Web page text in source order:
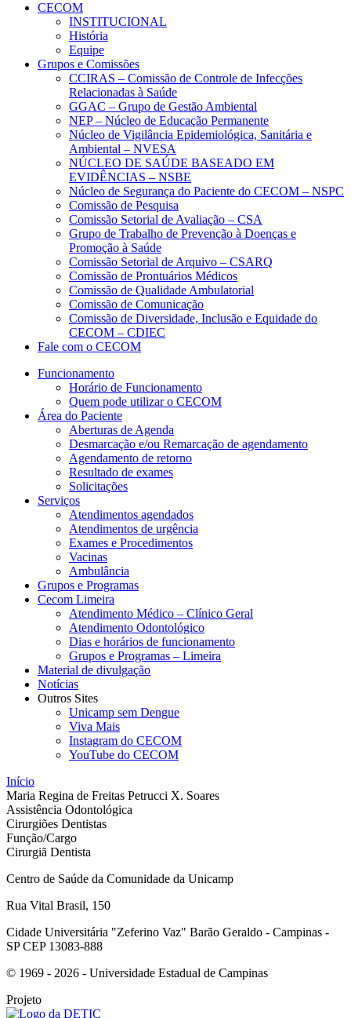
CECOM
INSTITUCIONAL
História
Equipe
Grupos e Comissões
CCIRAS – Comissão de Controle de Infecções
Relacionadas à Saúde
GGAC – Grupo de Gestão Ambiental
NEP – Núcleo de Educação Permanente
Núcleo de Vigilância Epidemiológica, Sanitária e
Ambiental – NVESA
NÚCLEO DE SAÚDE BASEADO EM
EVIDÊNCIAS – NSBE
Núcleo de Segurança do Paciente do CECOM – NSPC
Comissão de Pesquisa
Comissão Setorial de Avaliação – CSA
Grupo de Trabalho de Prevenção à Doenças e
Promoção à Saúde
Comissão Setorial de Arquivo – CSARQ
Comissão de Prontuários Médicos
Comissão de Qualidade Ambulatorial
Comissão de Comunicação
Comissão de Diversidade, Inclusão e Equidade do
CECOM – CDIEC
Fale com o CECOM
Funcionamento
Horário de Funcionamento
Quem pode utilizar o CECOM
Área do Paciente
Aberturas de Agenda
Desmarcação e/ou Remarcação de agendamento
Agendamento de retorno
Resultado de exames
Solicitações
Serviços
Atendimentos agendados
Atendimentos de urgência
Exames e Procedimentos
Vacinas
Ambulância
Grupos e Programas
Cecom Limeira
Atendimento Médico – Clínico Geral
Atendimento Odontológico
Dias e horários de funcionamento
Grupos e Programas – Limeira
Material de divulgação
Notícias
Outros Sites
Unicamp sem Dengue
Viva Mais
Instagram do CECOM
YouTube do CECOM
Início
Maria Regina de Freitas Petrucci X. Soares
Assistência Odontológica
Cirurgiões Dentistas
Função/Cargo
Cirurgiã Dentista
Centro de Saúde da Comunidade da Unicamp
Rua Vital Brasil, 150
Cidade Universitária "Zeferino Vaz" Barão Geraldo - Campinas -
SP CEP 13083-888
© 1969 - 2026 - Universidade Estadual de Campinas
Projeto